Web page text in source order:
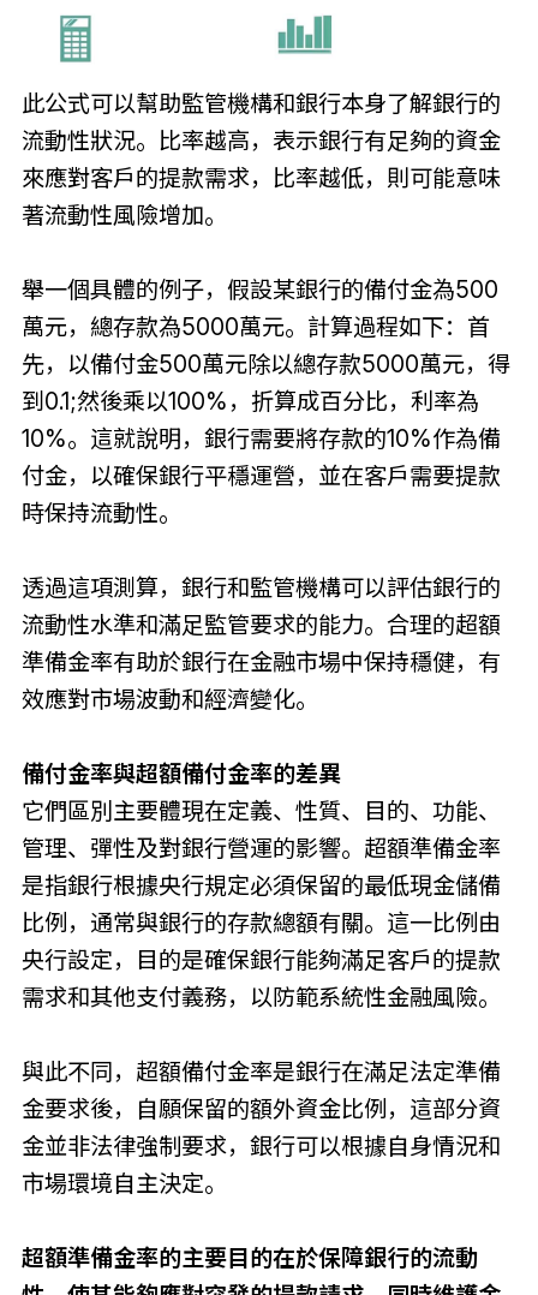
此公式可以幫助監管機構和銀行本身了解銀行的
流動性狀況。比率越高，表示銀行有足夠的資金
來應對客戶的提款需求，比率越低，則可能意味
著流動性風險增加。
舉一個具體的例子，假設某銀行的備付金為500
萬元，總存款為5000萬元。計算過程如下：首
先，以備付金500萬元除以總存款5000萬元，得
到0.1;然後乘以100%，折算成百分比，利率為
10%。這就說明，銀行需要將存款的10%作為備
付金，以確保銀行平穩運營，並在客戶需要提款
時保持流動性。
透過這項測算，銀行和監管機構可以評估銀行的
流動性水準和滿足監管要求的能力。合理的超額
準備金率有助於銀行在金融市場中保持穩健，有
效應對市場波動和經濟變化。
備付金率與超額備付金率的差異
它們區別主要體現在定義、性質、目的、功能、
管理、彈性及對銀行營運的影響。超額準備金率
是指銀行根據央行規定必須保留的最低現金儲備
比例，通常與銀行的存款總額有關。這一比例由
央行設定，目的是確保銀行能夠滿足客戶的提款
需求和其他支付義務，以防範系統性金融風險。
與此不同，超額備付金率是銀行在滿足法定準備
金要求後，自願保留的額外資金比例，這部分資
金並非法律強制要求，銀行可以根據自身情況和
市場環境自主決定。
超額準備金率的主要目的在於保障銀行的流動